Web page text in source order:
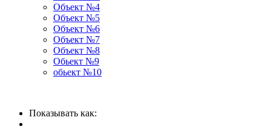
Объект №4
Объект №5
Объект №6
Объект №7
Объект №8
Обьект №9
обьект №10
Показывать как: